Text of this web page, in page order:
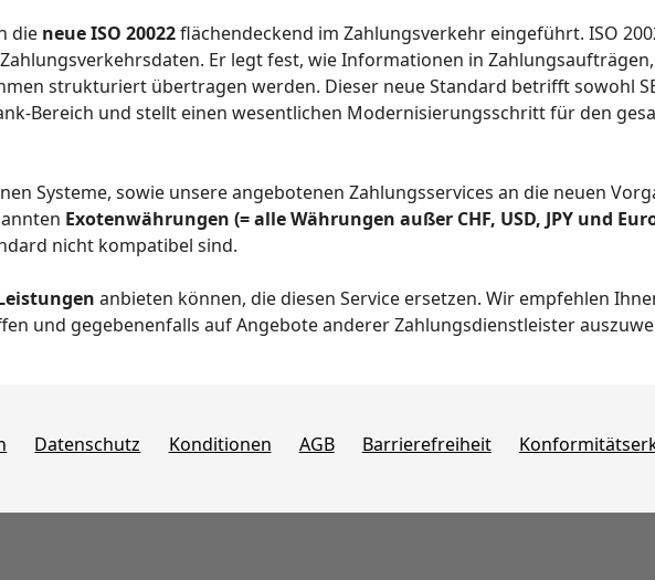
die neue ISO 20022flächendeckend im Zahlungsverkehr eingeführt. ISO
Er legt fest, wie Informationen in
strukturiert übertragen werden. Dieser neue Standard betrifft sowohl
Bereich und stellt einen wesentlichen Modernisierungsschritt für den
Systeme, sowie unsere angebotenen Zahlungsservices an die neuen
Exotenwährungen (= alle Währungen außer CHF, USD, JPY und
nicht kompatibel sind.
anbieten können, die diesen Service ersetzen. Wir empfehlen
und gegebenenfalls auf Angebote anderer Zahlungsdienstleister
Datenschutz Konditionen AGB Barrierefreiheit